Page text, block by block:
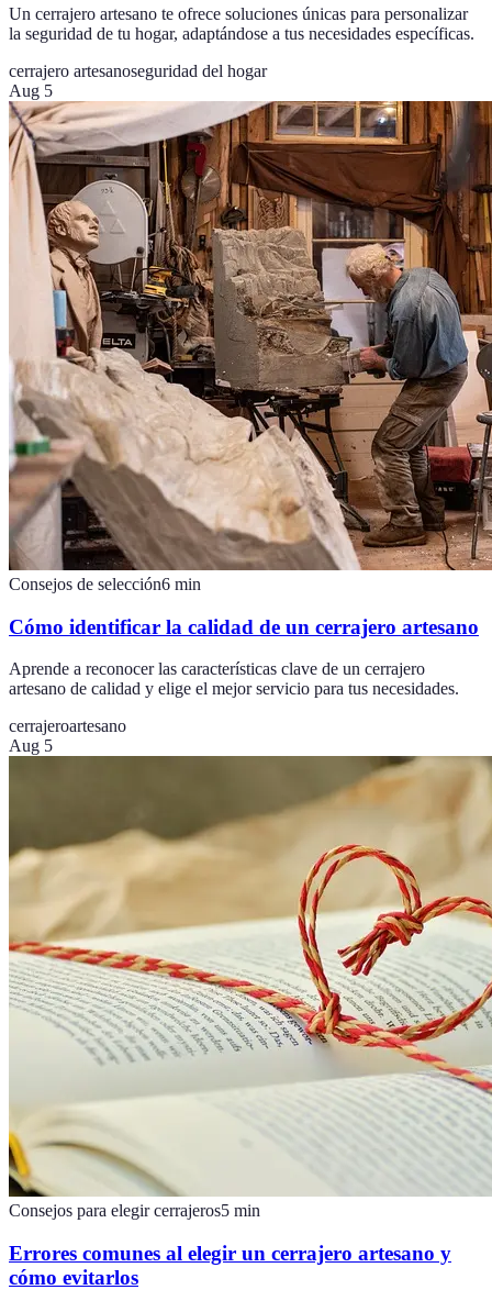
Un cerrajero artesano te ofrece soluciones únicas para personalizar
la seguridad de tu hogar, adaptándose a tus necesidades específicas.
cerrajero artesanoseguridad del hogar
Aug 5
Consejos de selección6 min
Cómo identificar la calidad de un cerrajero artesano
Aprende a reconocer las características clave de un cerrajero
artesano de calidad y elige el mejor servicio para tus necesidades.
cerrajeroartesano
Aug 5
Consejos para elegir cerrajeros5 min
Errores comunes al elegir un cerrajero artesano y
cómo evitarlos